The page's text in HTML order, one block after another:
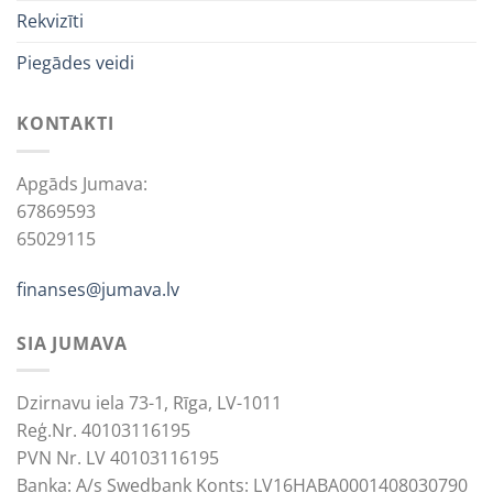
Rekvizīti
Piegādes veidi
KONTAKTI
Apgāds Jumava:
67869593
65029115
finanses@jumava.lv
SIA JUMAVA
Dzirnavu iela 73-1, Rīga, LV-1011
Reģ.Nr. 40103116195
PVN Nr. LV 40103116195
Banka: A/s Swedbank Konts: LV16HABA0001408030790